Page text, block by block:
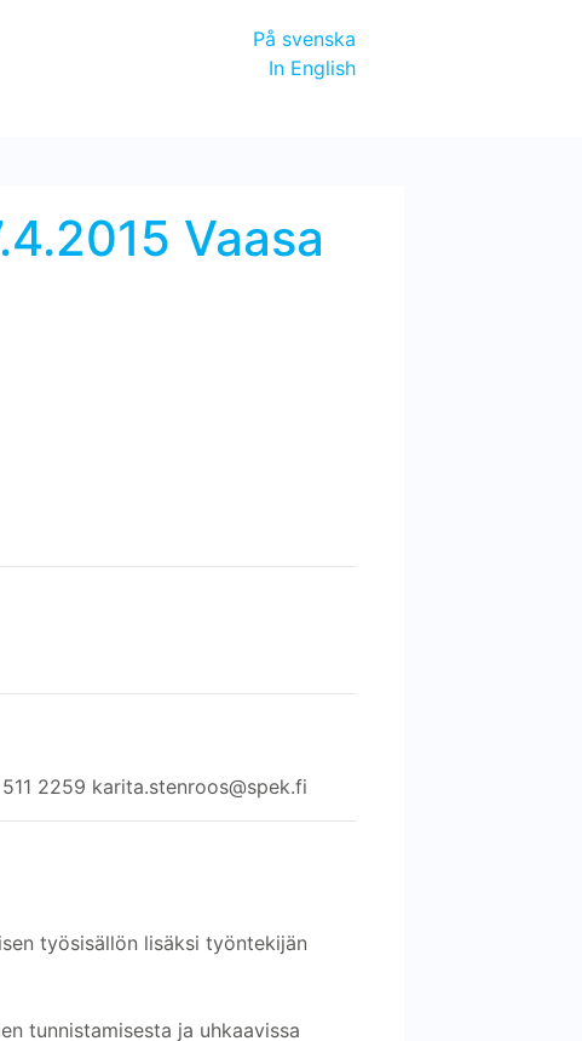
På svenska
In English
Vaasa
2259 karita.stenroos@spek.fi
työsisällön lisäksi työntekijän
tunnistamisesta ja uhkaavissa